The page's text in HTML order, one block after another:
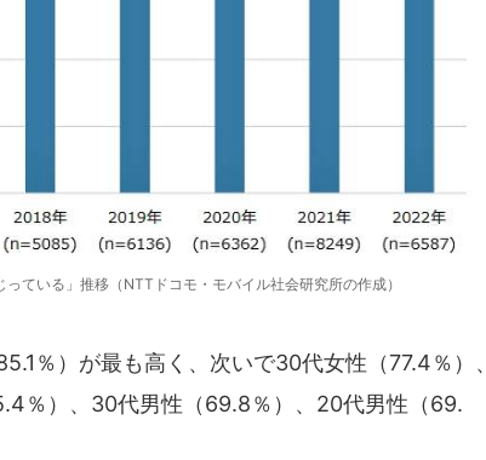
っている」推移（NTTドコモ・モバイル社会研究所の作成）
％）が最も高く、次いで30代女性（77.4％）、
％）、30代男性（69.8％）、20代男性（69.